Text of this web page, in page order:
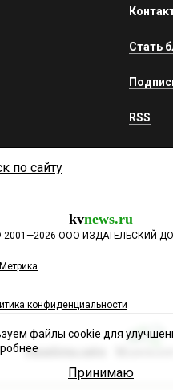
Стать
RSS
по сайту
kvnews.ru
2001—2026 ООО ИЗДАТЕЛЬСКИЙ
конфиденциальности
Разработка сайта
файлы cookie для
Принимаю